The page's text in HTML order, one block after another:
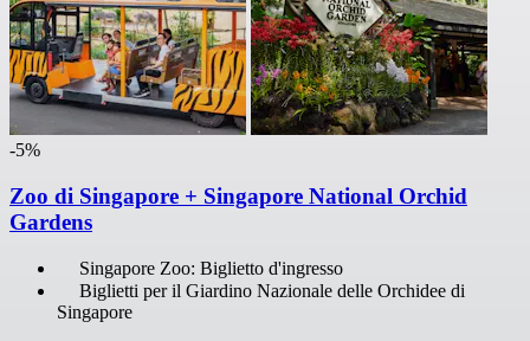
-5%
Zoo di Singapore + Singapore National Orchid
Gardens
Singapore Zoo: Biglietto d'ingresso
Biglietti per il Giardino Nazionale delle Orchidee di
Singapore